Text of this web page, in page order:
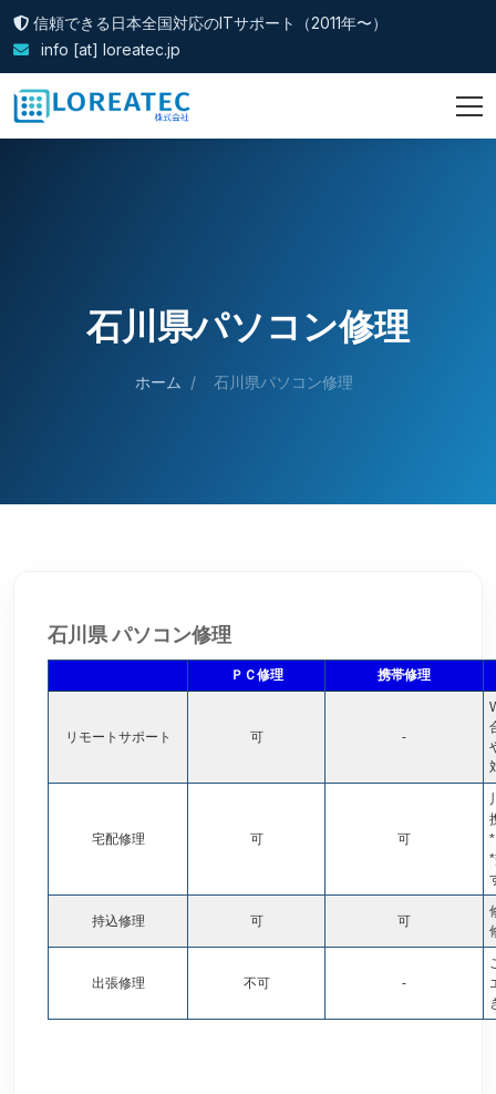
信頼できる日本全国対応のITサポート（2011年〜）
info [at] loreatec.jp
石川県パソコン修理
ホーム / 石川県パソコン修理
石川県 パソコン修理
ＰＣ修理 携帯修理
リモートサポート 可 -
宅配修理 可 可
*
持込修理 可 可
出張修理 不可 -